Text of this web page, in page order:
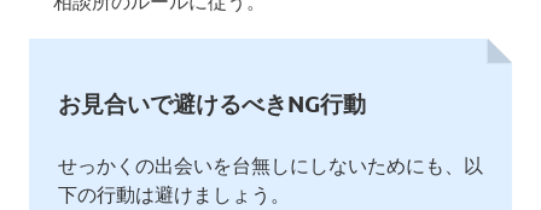
お見合いで避けるべきNG行動
せっかくの出会いを台無しにしないためにも、以
下の行動は避けましょう。